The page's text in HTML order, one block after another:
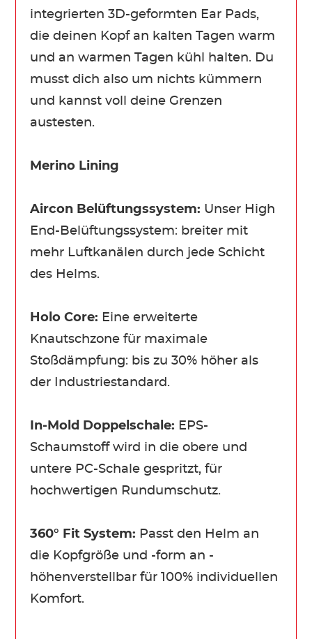
integrierten 3D-geformten Ear Pads,
die deinen Kopf an kalten Tagen warm
und an warmen Tagen kühl halten. Du
musst dich also um nichts kümmern
und kannst voll deine Grenzen
austesten.
Merino Lining
Aircon Belüftungssystem: Unser High
End-Belüftungssystem: breiter mit
mehr Luftkanälen durch jede Schicht
des Helms.
Holo Core: Eine erweiterte
Knautschzone für maximale
Stoßdämpfung: bis zu 30% höher als
der Industriestandard.
In-Mold Doppelschale: EPS-
Schaumstoff wird in die obere und
untere PC-Schale gespritzt, für
hochwertigen Rundumschutz.
360° Fit System: Passt den Helm an
die Kopfgröße und -form an -
höhenverstellbar für 100% individuellen
Komfort.